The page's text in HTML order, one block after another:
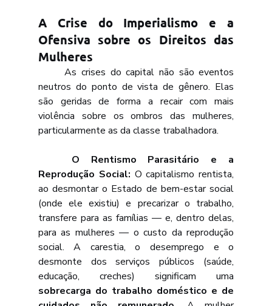
A Crise do Imperialismo e a
Ofensiva sobre os Direitos das
Mulheres
	As crises do capital não são eventos
neutros do ponto de vista de gênero. Elas
são geridas de forma a recair com mais
violência sobre os ombros das mulheres,
particularmente as da classe trabalhadora.
Reprodução Social: O capitalismo rentista,
ao desmontar o Estado de bem-estar social
(onde ele existiu) e precarizar o trabalho,
transfere para as famílias — e, dentro delas,
para as mulheres — o custo da reprodução
social. A carestia, o desemprego e o
desmonte dos serviços públicos (saúde,
sobrecarga do trabalho doméstico e de